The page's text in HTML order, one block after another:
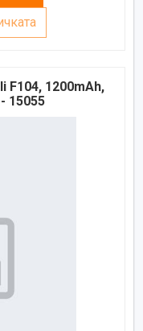
F104, 1200mAh,
15055